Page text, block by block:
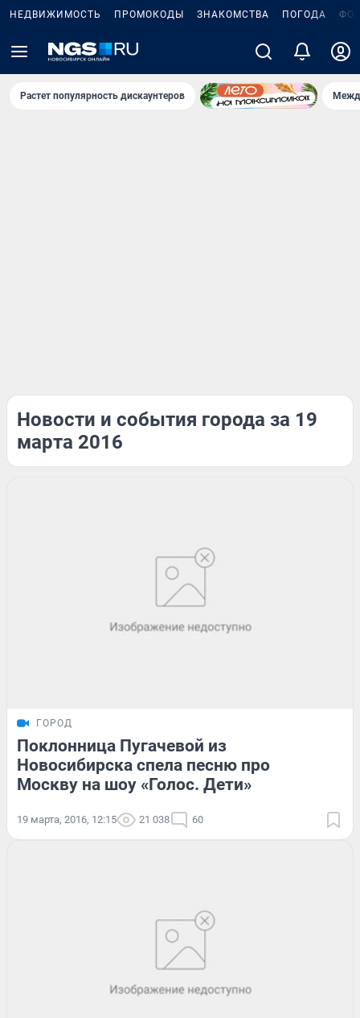
НЕДВИЖИМОСТЬ ПРОМОКОДЫ ЗНАКОМСТВА ПОГОДА
Растет популярность дискаунтеров
Новости и события города за 19
марта 2016
ГОРОД
Поклонница Пугачевой из
Новосибирска спела песню про
Москву на шоу «Голос. Дети»
19 марта, 2016, 12:15 21 038 60